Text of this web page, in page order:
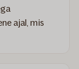
ajal, mis